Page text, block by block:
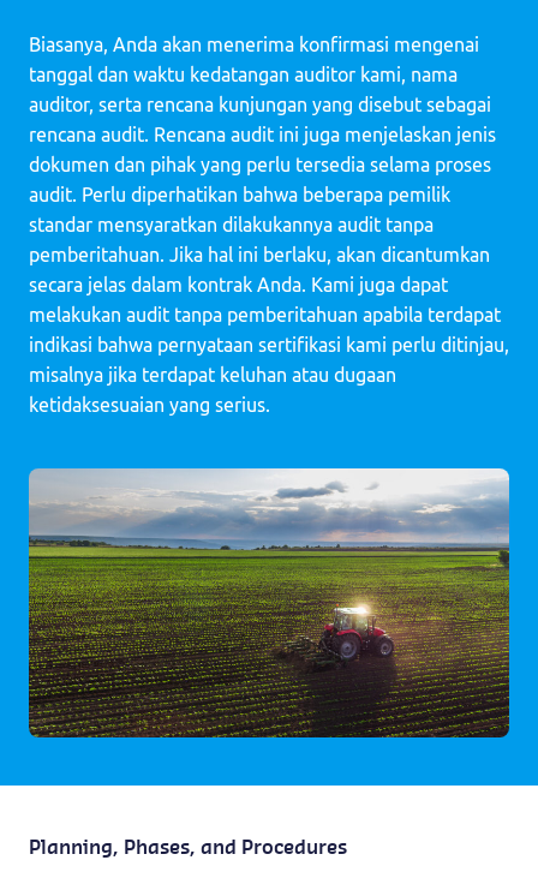
Biasanya, Anda akan menerima konfirmasi mengenai
tanggal dan waktu kedatangan auditor kami, nama
auditor, serta rencana kunjungan yang disebut sebagai
rencana audit. Rencana audit ini juga menjelaskan jenis
dokumen dan pihak yang perlu tersedia selama proses
audit. Perlu diperhatikan bahwa beberapa pemilik
standar mensyaratkan dilakukannya audit tanpa
pemberitahuan. Jika hal ini berlaku, akan dicantumkan
secara jelas dalam kontrak Anda. Kami juga dapat
melakukan audit tanpa pemberitahuan apabila terdapat
indikasi bahwa pernyataan sertifikasi kami perlu ditinjau,
misalnya jika terdapat keluhan atau dugaan
ketidaksesuaian yang serius.
Planning, Phases, and Procedures